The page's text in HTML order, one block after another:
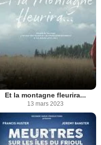
Et la montagne fleurira...
13 mars 2023